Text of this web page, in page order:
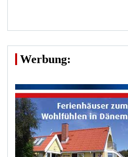
Werbung: